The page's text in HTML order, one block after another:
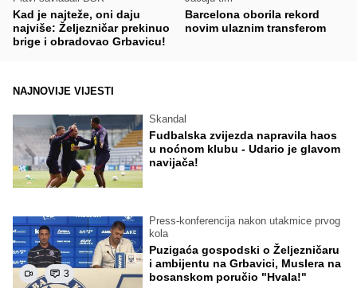
Kad je najteže, oni daju
najviše: Željezničar prekinuo
brige i obradovao Grbavicu!
Barcelona oborila rekord
novim ulaznim transferom
NAJNOVIJE VIJESTI
Skandal
Fudbalska zvijezda napravila haos
u noćnom klubu - Udario je glavom
navijača!
3
Press-konferencija nakon utakmice prvog
kola
Puzigaća gospodski o Željezničaru
i ambijentu na Grbavici, Muslera na
bosanskom poručio "Hvala!"